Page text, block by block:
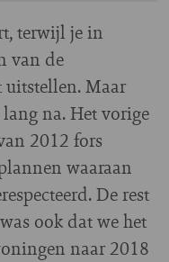
terwijl je in
van de
uitstellen. Maar
na. Het vorige
2012 fors
waaraan
De rest
ook dat we het
naar 2018